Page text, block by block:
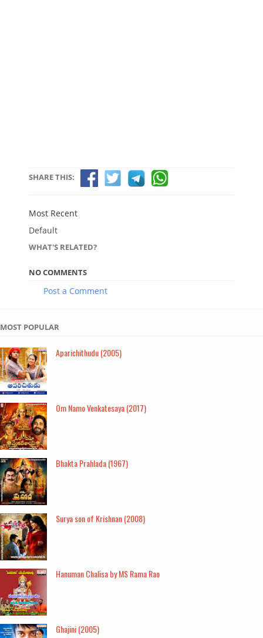
SHARE THIS:
Most Recent
Default
WHAT'S RELATED?
NO COMMENTS
Post a Comment
MOST POPULAR
Aparichithudu (2005)
Om Namo Venkatesaya (2017)
Bhakta Prahlada (1967)
Surya son of Krishnan (2008)
Hanuman Chalisa by MS Rama Rao
Ghajini (2005)